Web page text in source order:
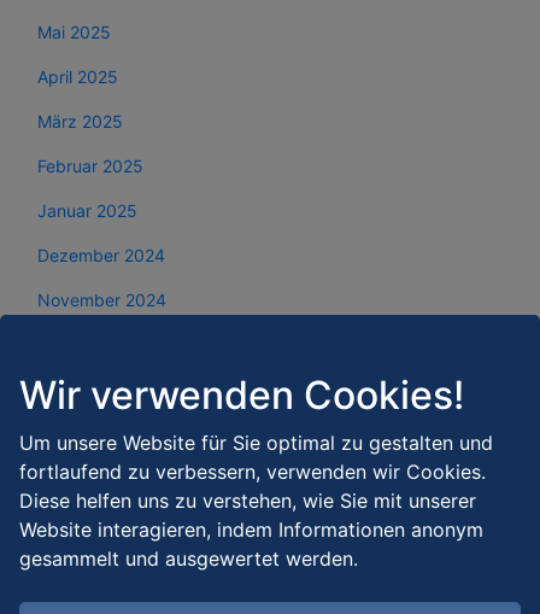
Mai 2025
April 2025
März 2025
Februar 2025
Januar 2025
Dezember 2024
November 2024
September 2024
August 2024
Juli 2024
Juni 2024
Mai 2024
Wir verwenden Cookies!
Um unsere Website für Sie optimal zu gestalten und
fortlaufend zu verbessern, verwenden wir Cookies.
Diese helfen uns zu verstehen, wie Sie mit unserer
Website interagieren, indem Informationen anonym
gesammelt und ausgewertet werden.